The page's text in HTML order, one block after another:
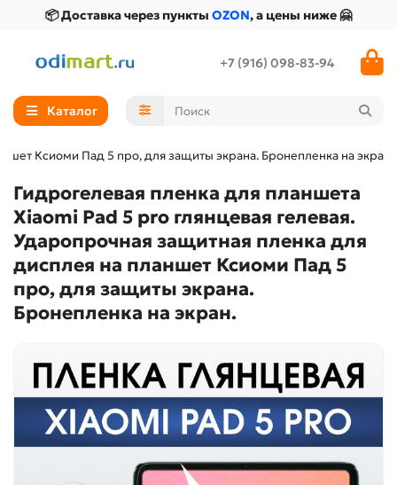
📦 Доставка через пункты OZON, а цены ниже 🤗
+7 (916) 098-83-94
Каталог
Ксиоми Пад 5 про, для защиты экрана. Бронепленка на экран.
Гидрогелевая пленка для планшета
Xiaomi Pad 5 pro глянцевая гелевая.
Ударопрочная защитная пленка для
дисплея на планшет Ксиоми Пад 5
про, для защиты экрана.
Бронепленка на экран.